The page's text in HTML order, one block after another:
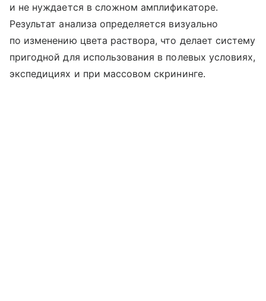
и не нуждается в сложном амплификаторе.
Результат анализа определяется визуально
по изменению цвета раствора, что делает систему
пригодной для использования в полевых условиях,
экспедициях и при массовом скрининге.